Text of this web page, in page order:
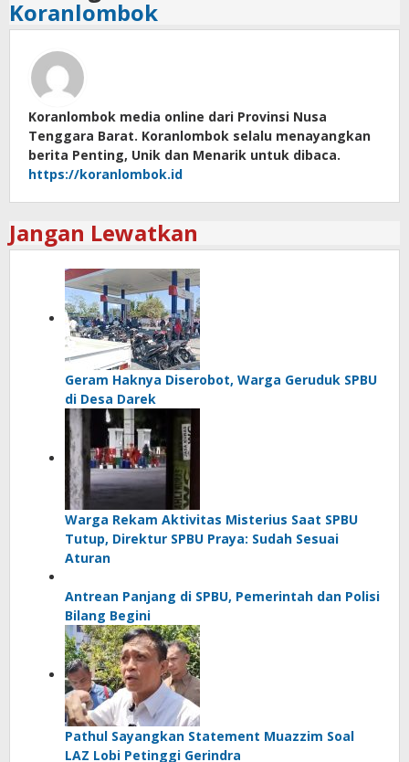
Koranlombok
Koranlombok media online dari Provinsi Nusa
Tenggara Barat. Koranlombok selalu menayangkan
berita Penting, Unik dan Menarik untuk dibaca.
https://koranlombok.id
Jangan Lewatkan
Geram Haknya Diserobot, Warga Geruduk SPBU
di Desa Darek
Warga Rekam Aktivitas Misterius Saat SPBU
Tutup, Direktur SPBU Praya: Sudah Sesuai
Aturan
Antrean Panjang di SPBU, Pemerintah dan Polisi
Bilang Begini
Pathul Sayangkan Statement Muazzim Soal
LAZ Lobi Petinggi Gerindra